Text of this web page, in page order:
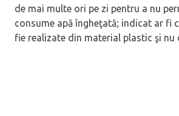
de mai multe ori pe zi pentru a nu
consume apă îngheţată; indicat ar fi
fie realizate din material plastic şi nu